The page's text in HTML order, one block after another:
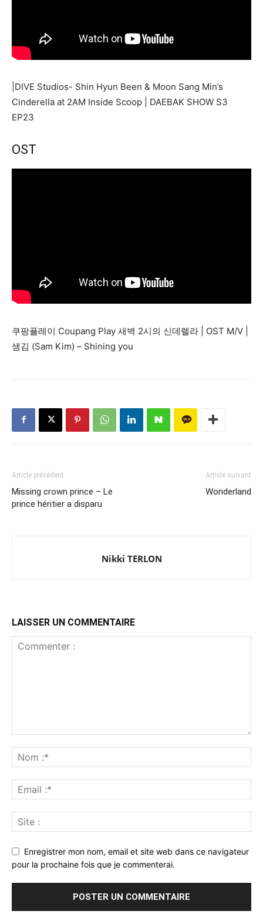
|DIVE Studios- Shin Hyun Been & Moon Sang Min’s
Cinderella at 2AM Inside Scoop | DAEBAK SHOW S3
EP23
OST
쿠팡플레이 Coupang Play 새벽 2시의 신데렐라 | OST M/V |
샘김 (Sam Kim) – Shining you
Article précédent
Missing crown prince – Le
prince héritier a disparu
Article suivant
Wonderland
Nikki TERLON
LAISSER UN COMMENTAIRE
Enregistrer mon nom, email et site web dans ce navigateur
pour la prochaine fois que je commenterai.